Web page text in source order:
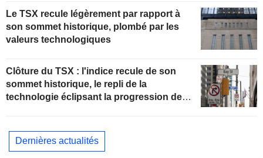
Le TSX recule légèrement par rapport à
son sommet historique, plombé par les
valeurs technologiques
Clôture du TSX : l'indice recule de son
sommet historique, le repli de la
technologie éclipsant la progression de
Dernières actualités